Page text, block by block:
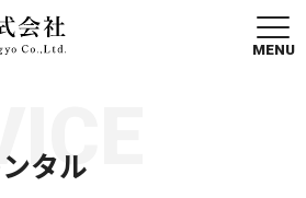
MENU
タル